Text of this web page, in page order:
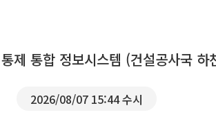
제 통합 정보시스템 (건설공사국 하
2026/08/07 15:44 수시